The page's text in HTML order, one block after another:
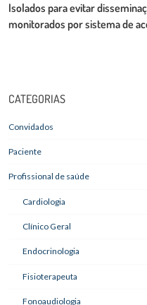
Isolados para evitar
monitorados por sistema de
CATEGORIAS
Convidados
Paciente
Profissional de saúde
Cardiologia
Clínico Geral
Endocrinologia
Fisioterapeuta
Fonoaudiologia